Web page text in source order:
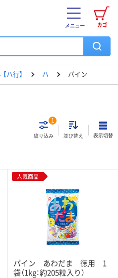
カゴ
メニュー
ハ行】 ハ パイン
絞り込み
1
並び替え 表示切替
人気商品
パイン あわだま 徳用 1
袋（1kg：約205粒入り）